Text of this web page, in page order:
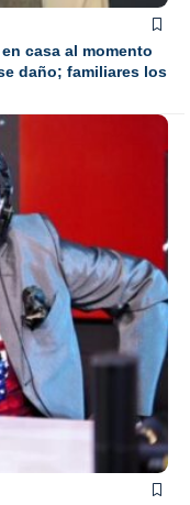
casa al momento
daño; familiares los